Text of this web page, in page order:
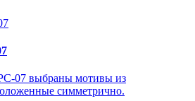
07 выбраны мотивы из
симметрично.